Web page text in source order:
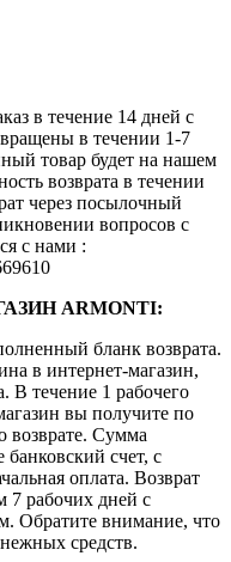
в течение 14 дней с
в течении 1-7
товар будет на нашем
возврата в течении
через посылочный
вопросов с
с нами :
ARMONTI:
бланк возврата.
в интернет-магазин,
В течение 1 рабочего
вы получите по
возврате. Сумма
счет, с
оплата. Возврат
7 рабочих дней с
Обратите внимание, что
средств.